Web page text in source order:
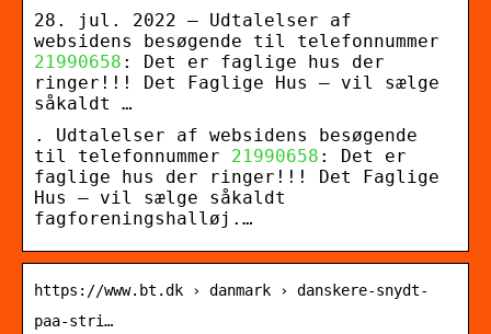
28. jul. 2022 — Udtalelser af
websidens besøgende til telefonnummer
21990658 : Det er faglige hus der
ringer!!! Det Faglige Hus – vil sælge
såkaldt …
. Udtalelser af websidens besøgende
til telefonnummer 21990658 : Det er
faglige hus der ringer!!! Det Faglige
Hus – vil sælge såkaldt
fagforeningshalløj.…
https://www.bt.dk › danmark › danskere-snydt-
paa-stri…